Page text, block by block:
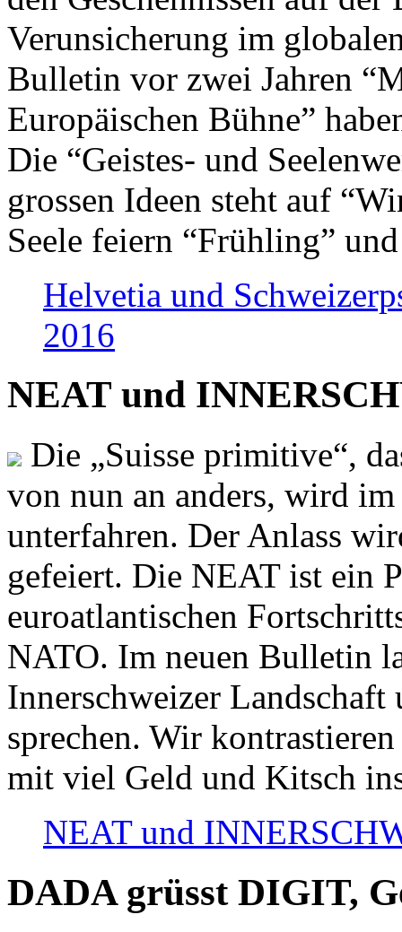
Verunsicherung im
Bulletin vor zwei Jahren
Europäischen Bühne”
Die “Geistes- und
grossen Ideen steht auf
Seele feiern “Frühling”
Helvetia und
2016
NEAT und
Die „Suisse primitive“,
von nun an anders, wird
unterfahren. Der Anlass
gefeiert. Die NEAT ist ein
euroatlantischen
NATO. Im neuen Bulletin
Innerschweizer
sprechen. Wir
mit viel Geld und Kitsch
NEAT und
DADA grüsst DIGIT,